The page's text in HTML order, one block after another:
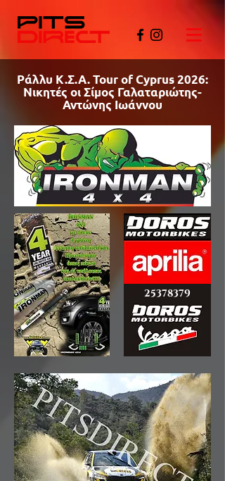
Ράλλυ Κ.Σ.Α. Tour of Cyprus 2026:
Νικητές οι Σίμος Γαλαταριώτης-
Αντώνης Ιωάννου
©PITSDIRECT
25378379